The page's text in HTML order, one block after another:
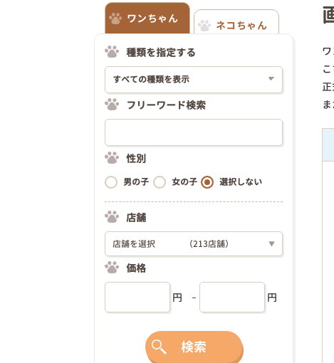
ワンちゃん
ネコちゃん
種類を指定する
フリーワード検索
性別
男の子 女の子 選択しない
店舗
店舗を選択 （213店舗） ▼
価格
円 円
検索